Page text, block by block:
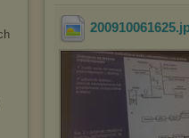
200910061625